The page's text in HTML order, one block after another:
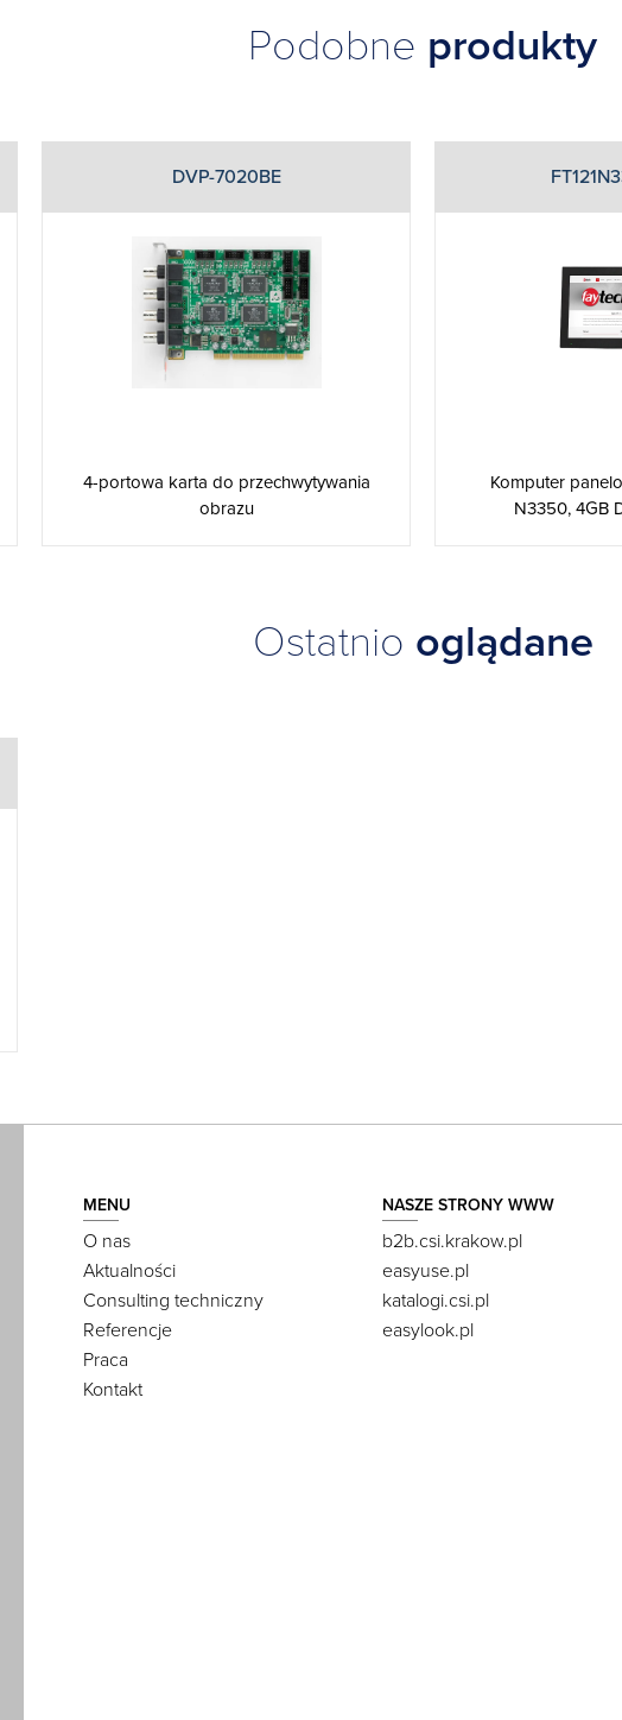
Podobne produkty
DVP-7020BE
4-portowa karta do przechwytywania
obrazu
Komputer
N3350, 4GB
Ostatnio oglądane
MENU
O nas
Aktualności
Consulting techniczny
Referencje
Praca
Kontakt
NASZE STRONY WWW
b2b.csi.krakow.pl
easyuse.pl
katalogi.csi.pl
easylook.pl